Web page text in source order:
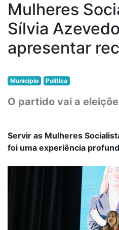
Mulheres
Sílvia
apresentar
Munícipio Política
O partido vai a
Servir as Mulheres
foi uma experiência